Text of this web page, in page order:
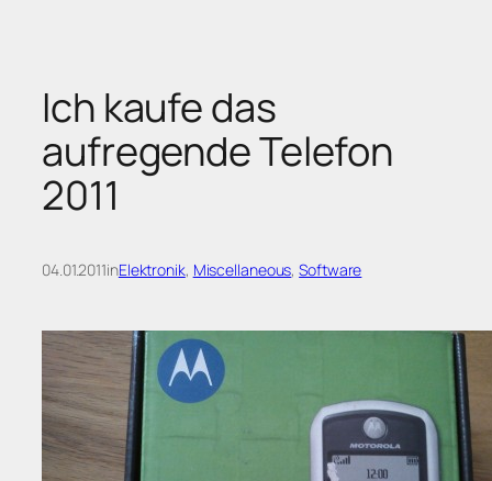
Ich kaufe das
aufregende Telefon
2011
04.01.2011inElektronik, Miscellaneous, Software